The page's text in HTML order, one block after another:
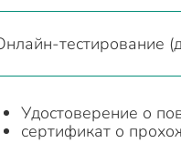
тестирование
Удостоверение о
сертификат о